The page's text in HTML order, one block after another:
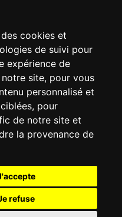
cookies et
de suivi pour
expérience de
site, pour vous
personnalisé et
pour
de notre site et
la provenance de
refuse
font confiance en
adolescents en
CRÉTEIL
45 13 14 59